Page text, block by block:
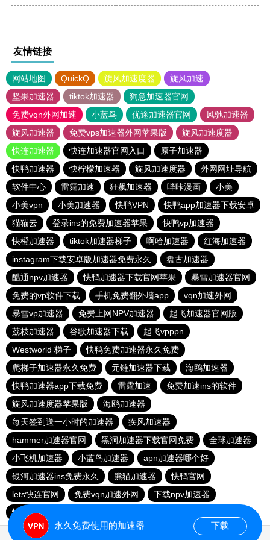
友情链接
网站地图 QuickQ 旋风加速度器
旋风加速
坚果加速器
tiktok加速器
狗急加速器官网
免费vqn外网加速
小蓝鸟 优途加速器官网
风驰加速器
旋风加速器
免费vps加速器外网苹果版
旋风加速度器
快连加速器
快连加速器官网入口
原子加速器
快鸭加速器
快柠檬加速器 旋风加速度器
外网网址导航
软件中心
雷霆加速 狂飙加速器 哔咔漫画
小美
小美vpn
小美加速器 快鸭VPN
快鸭app加速器下载安卓
猫猫云
登录ins的免费加速器苹果
快鸭vp加速器
快橙加速器
tiktok加速器梯子 啊哈加速器
红海加速器
instagram下载安卓版加速器免费永久
盘古加速器
酷通npv加速器
快鸭加速器下载官网苹果
暴雪加速器官网
免费的vp软件下载
手机免费翻外墙app
vqn加速外网
暴雪vp加速器
免费上网NPV加速器
起飞加速器官网版
荔枝加速器
谷歌加速器下载
起飞vpppn
Westworld 梯子
快鸭免费加速器永久免费
爬梯子加速器永久免费
元链加速器下载
海鸥加速器
快鸭加速器app下载免费
雷霆加速
免费加速ins的软件
旋风加速度器苹果版
海鸥加速器
每天签到送一小时的加速器
疾风加速器
hammer加速器官网
黑洞加速器下载官网免费
全球加速器
小飞机加速器
小蓝鸟加速器
apn加速器哪个好
银河加速器ins免费永久
熊猫加速器
快鸭官网
lets快连官网
免费vqn加速外网
下载npv加速器
快鸭加速器官网下载安卓
永久免费使用的加速器 下载